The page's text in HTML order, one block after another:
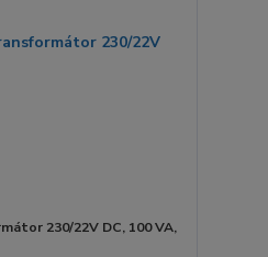
230/22V DC, 100 VA,